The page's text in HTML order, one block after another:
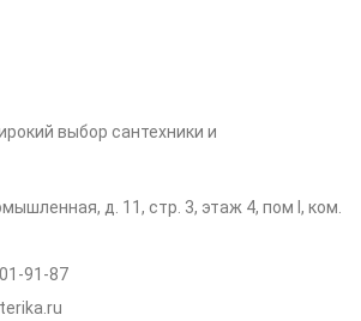
выбор сантехники и
д. 11, стр. 3, этаж 4, пом I, ком.
91-87